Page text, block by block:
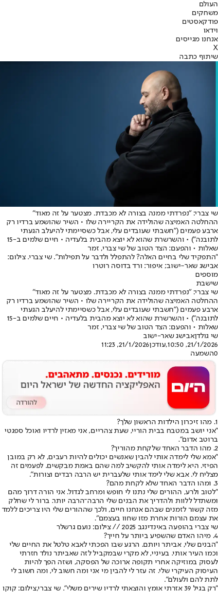
העולם
משחקים
פודקאסטים
וידאו
אנחנו מגייסים
X
שיתוף כתבה
שי צברי: "נפרדתי ממנה בצורה לא מכבדת. מצטער על זה מאוד"
ההחלטה האמיצה שהולידה את הקריירה שלו • השיר שהושמע ברדיו רק
ארבע פעמים ("חשבתי שעובדים עלי, אבל כשסיימתי להיעלב הגעתי
לתובנה") • והשרשרת שהוא לא יוצא מהבית בלעדיה • חיים שלמים ב-15
שאלות • והפעם: הצד הטוב של שי צברי, זמר
"התפקיד שלי בחיים האלה? להתפלל ולדבר על תפילות". שי צברי. צילום:
אבישג שאר-ישוב; איפור: ורד בדוסה רוטרו
מוספים
שישבת
שי צברי: "נפרדתי ממנה בצורה לא מכבדת. מצטער על זה מאוד"
ההחלטה האמיצה שהולידה את הקריירה שלו • השיר שהושמע ברדיו רק
ארבע פעמים ("חשבתי שעובדים עלי, אבל כשסיימתי להיעלב הגעתי
לתובנה") • והשרשרת שהוא לא יוצא מהבית בלעדיה • חיים שלמים ב-15
שאלות • והפעם: הצד הטוב של שי צברי, זמר
שי גולדןאבישג שאר-ישוב
21/1/2026, 10:50
,עודכן21/1/2026, 11:23
0השמעה
1. מהו זיכרון הילדות הראשון שלך?
"אני יושב במטבח בבית הוריי, שעת צהריים, אני מאזין לרדיו ואוכל ספגטי
ברוטב אדום".
2. מהו הדבר האחד שלקחת מהוריך?
"אמא שלי לימדה אותי להבין שאנשים יכולים להיות רעבים, לא רק במובן
הפיזי. היא לימדה אותי להקשיב למה שהם באמת מבקשים. לפעמים זה
מצליח לי. אבא שלי לימד אותי שלעברית יש הרבה רבדים וצורות".
3. ומהו הדבר האחד שלא לקחת מהם?
"לטוב ולרע, ההורים שלי נתנו לי חופש ומרחב לגדול. אני הורה דרוך מהם
ומשתדל ללוות ולהדריך את הבנים שלי הרבה־הרבה יותר. ברור לי שחלק
מזה קשור לזמנים שבהם אנחנו חיים, ולכך שההורים שלי היו צריכים ללמד
את עצמם הורות אחרת מזו שחוו בעצמם".
שי צברי בהופעה באינדינגב 2025 // צילום: נועם גרשלר
4. מיהו האדם שהשפיע ביותר על חייך?
"הבנים שלי, אביתר ויותם. הרגע שבו הפכתי לאבא טלטל את החיים שלי
וכמו העיר אותי. בעיניי, לא מקרי שבמקביל לזה שאביתר נולד חזרתי
לעסוק במוזיקה אחרי תקופה ארוכה של הפסקה, ושזה הפך להיות
העיסוק העיקרי שלי. זה עזר לי להבין מי אני ומה חשוב לי, ומה חשוב לי
לתת להם ולעולם".
"רק בגיל 39 אזרתי אומץ והוצאתי לרדיו שירים משלי". שי צברי,צילום: קוקו